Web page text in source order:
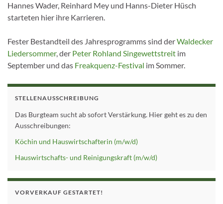
Hannes Wader, Reinhard Mey und Hanns-Dieter Hüsch
starteten hier ihre Karrieren.
Fester Bestandteil des Jahresprogramms sind derWaldecker
Liedersommer, der Peter Rohland Singewettstreit im
September und das Freakquenz-Festival im Sommer.
STELLENAUSSCHREIBUNG
Das Burgteam sucht ab sofort Verstärkung. Hier geht es zu den
Ausschreibungen:
Köchin und Hauswirtschafterin (m/w/d)
Hauswirtschafts- und Reinigungskraft (m/w/d)
VORVERKAUF GESTARTET!